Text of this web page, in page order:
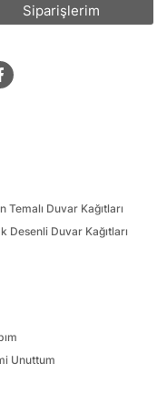
Temalı Duvar Kağıtları
Desenli Duvar Kağıtları
Unuttum
Siparişlerim